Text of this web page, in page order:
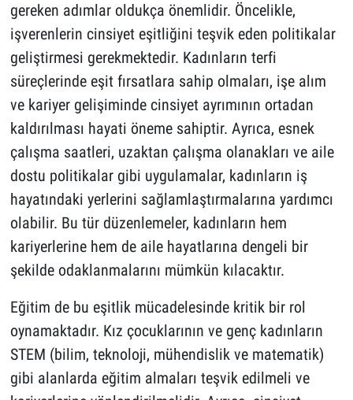
gereken adımlar oldukça önemlidir. Öncelikle,
işverenlerin cinsiyet eşitliğini teşvik eden politikalar
geliştirmesi gerekmektedir. Kadınların terfi
süreçlerinde eşit fırsatlara sahip olmaları, işe alım
ve kariyer gelişiminde cinsiyet ayrımının ortadan
kaldırılması hayati öneme sahiptir. Ayrıca, esnek
çalışma saatleri, uzaktan çalışma olanakları ve aile
dostu politikalar gibi uygulamalar, kadınların iş
hayatındaki yerlerini sağlamlaştırmalarına yardımcı
olabilir. Bu tür düzenlemeler, kadınların hem
kariyerlerine hem de aile hayatlarına dengeli bir
şekilde odaklanmalarını mümkün kılacaktır.
Eğitim de bu eşitlik mücadelesinde kritik bir rol
oynamaktadır. Kız çocuklarının ve genç kadınların
STEM (bilim, teknoloji, mühendislik ve matematik)
gibi alanlarda eğitim almaları teşvik edilmeli ve